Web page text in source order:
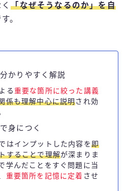
く「なぜそうなるのか」を自
。
かりやすく解説
る重要な箇所に絞った講義
係も理解中心に説明され効
身につく
はインプットした内容を即
することで理解が深まりま
学んだことをすぐ問題に当
重要箇所を記憶に定着 させ